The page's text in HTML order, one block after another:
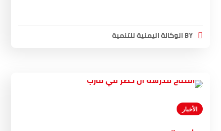
BYالوكالة اليمنية للتنمية
الأخبار